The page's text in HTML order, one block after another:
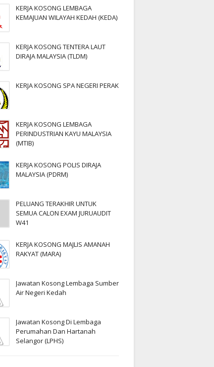
KERJA KOSONG LEMBAGA
KEMAJUAN WILAYAH KEDAH (KEDA)
KERJA KOSONG TENTERA LAUT
DIRAJA MALAYSIA (TLDM)
KERJA KOSONG SPA NEGERI PERAK
KERJA KOSONG LEMBAGA
PERINDUSTRIAN KAYU MALAYSIA
(MTIB)
KERJA KOSONG POLIS DIRAJA
MALAYSIA (PDRM)
PELUANG TERAKHIR UNTUK
SEMUA CALON EXAM JURUAUDIT
W41
KERJA KOSONG MAJLIS AMANAH
RAKYAT (MARA)
Jawatan Kosong Lembaga Sumber
Air Negeri Kedah
Jawatan Kosong Di Lembaga
Perumahan Dan Hartanah
Selangor (LPHS)